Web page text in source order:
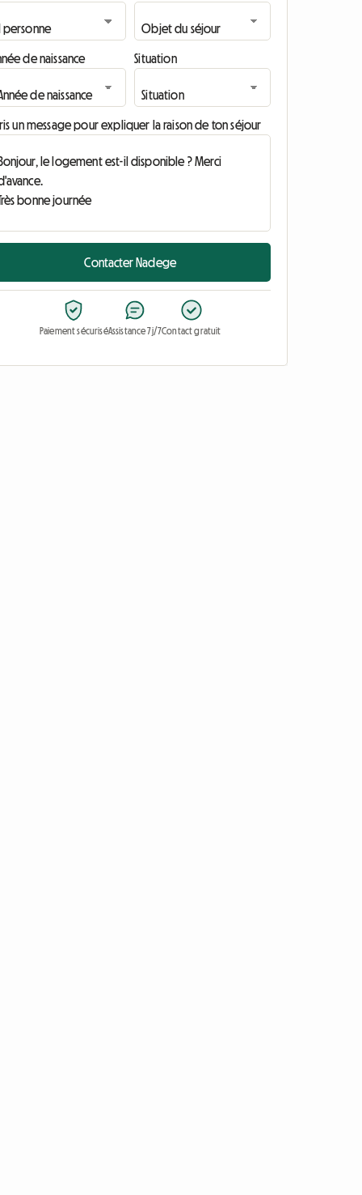
de naissance Situation
un message pour expliquer la raison de ton séjour
Contacter Nadege
Paiement sécuriséAssistance 7j/7Contact gratuit